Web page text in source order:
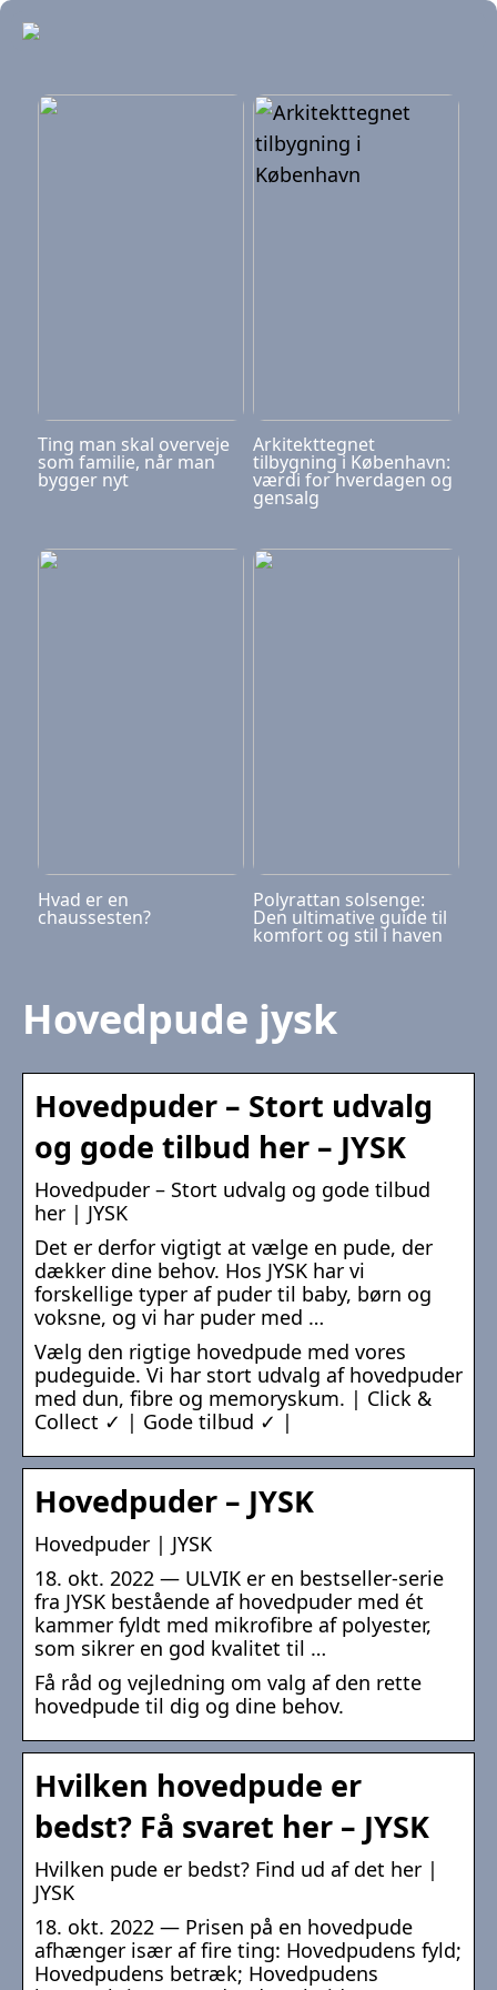
Ting man skal overveje
som familie, når man
bygger nyt
Arkitekttegnet
tilbygning i København:
værdi for hverdagen og
gensalg
Hvad er en
chaussesten?
Polyrattan solsenge:
Den ultimative guide til
komfort og stil i haven
Hovedpude jysk
Hovedpuder – Stort udvalg
og gode tilbud her – JYSK
Hovedpuder – Stort udvalg og gode tilbud
her | JYSK
Det er derfor vigtigt at vælge en pude, der
dækker dine behov. Hos JYSK har vi
forskellige typer af puder til baby, børn og
voksne, og vi har puder med …
Vælg den rigtige hovedpude med vores
pudeguide. Vi har stort udvalg af hovedpuder
med dun, fibre og memoryskum. | Click &
Collect ✓ | Gode tilbud ✓ |
Hovedpuder – JYSK
Hovedpuder | JYSK
18. okt. 2022 — ULVIK er en bestseller-serie
fra JYSK bestående af hovedpuder med ét
kammer fyldt med mikrofibre af polyester,
som sikrer en god kvalitet til …
Få råd og vejledning om valg af den rette
hovedpude til dig og dine behov.
Hvilken hovedpude er
bedst? Få svaret her – JYSK
Hvilken pude er bedst? Find ud af det her |
JYSK
18. okt. 2022 — Prisen på en hovedpude
afhænger især af fire ting: Hovedpudens fyld;
Hovedpudens betræk; Hovedpudens